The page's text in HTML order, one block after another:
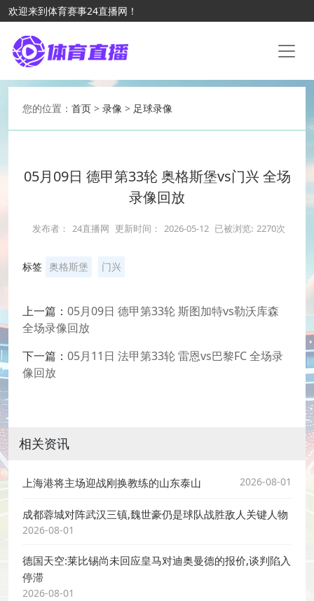
欢迎来到体育赛事24直播网！
您的位置： 首页 > 录像 > 足球录像
05月09日 德甲第33轮 奥格斯堡vs门兴 全场
录像回放
发布者： 24直播网 更新时间： 2026-05-12 已被浏览: 2270次
标签 奥格斯堡 门兴
上一篇： 05月09日 德甲第33轮 斯图加特vs勒沃库森
全场录像回放
下一篇： 05月11日 法甲第33轮 雷恩vs巴黎FC 全场录
像回放
相关资讯
上海港将主场迎战刚换教练的山东泰山 2026-08-01
成都蓉城对阵武汉三镇,魏世豪仍是球队战胜敌人关键人物
2026-08-01
德国天空:莱比锡尚未回应皇马对迪奥曼德的报价,谈判陷入
停滞
2026-08-01